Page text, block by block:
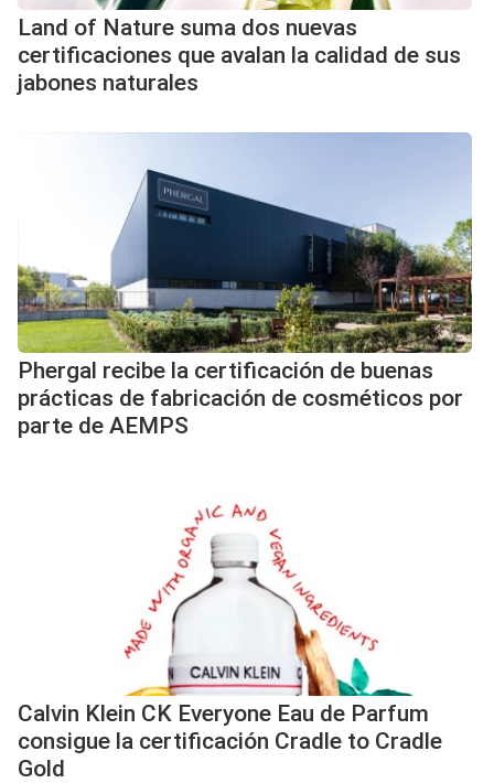
Land of Nature suma dos nuevas
certificaciones que avalan la calidad de sus
jabones naturales
Phergal recibe la certificación de buenas
prácticas de fabricación de cosméticos por
parte de AEMPS
Calvin Klein CK Everyone Eau de Parfum
consigue la certificación Cradle to Cradle
Gold